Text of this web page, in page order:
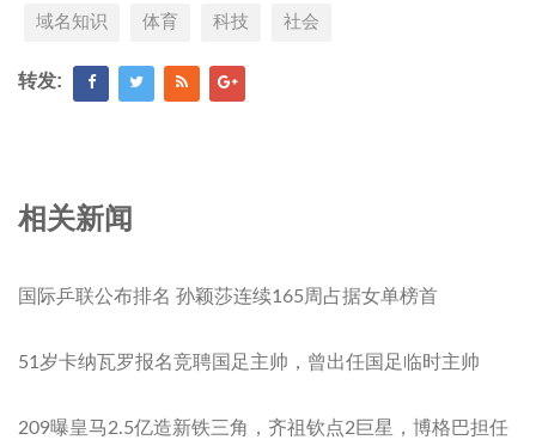
域名知识 体育 科技 社会
转发:
相关新闻
国际乒联公布排名 孙颖莎连续165周占据女单榜首
51岁卡纳瓦罗报名竞聘国足主帅，曾出任国足临时主帅
209曝皇马2.5亿造新铁三角，齐祖钦点2巨星，博格巴担任